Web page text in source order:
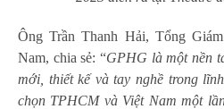
Ông Trần Thanh Hải, Tổng
Nam, chia sẻ: “GPHG là một nền
mới, thiết kế và tay nghề trong
chọn TPHCM và Việt Nam một